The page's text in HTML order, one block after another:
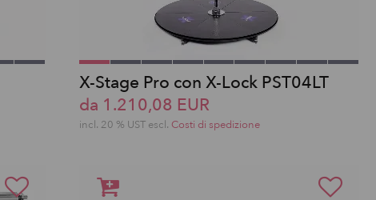
X-Stage Pro con X-Lock PST04LT
da 1.210,08 EUR
incl. 20 % UST escl. Costi di spedizione